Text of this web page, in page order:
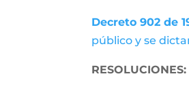
Decreto 902 de
público y se
RESOLUCIONES: